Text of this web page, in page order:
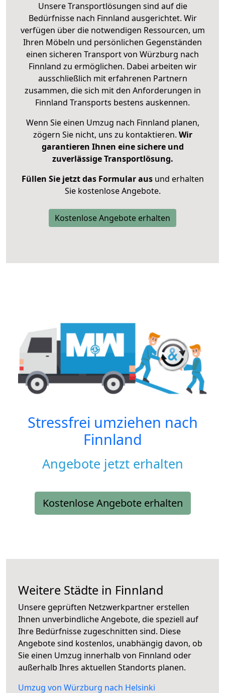
Unsere Transportlösungen sind auf die
Bedürfnisse nach Finnland ausgerichtet. Wir
verfügen über die notwendigen Ressourcen, um
Ihren Möbeln und persönlichen Gegenständen
einen sicheren Transport von Würzburg nach
Finnland zu ermöglichen. Dabei arbeiten wir
ausschließlich mit erfahrenen Partnern
zusammen, die sich mit den Anforderungen in
Finnland Transports bestens auskennen.
Wenn Sie einen Umzug nach Finnland planen,
zögern Sie nicht, uns zu kontaktieren. Wir
garantieren Ihnen eine sichere und
zuverlässige Transportlösung.
Füllen Sie jetzt das Formular ausund erhalten
Sie kostenlose Angebote.
Kostenlose Angebote erhalten
Stressfrei umziehen nach
Finnland
Angebote jetzt erhalten
Kostenlose Angebote erhalten
Weitere Städte in Finnland
Unsere geprüften Netzwerkpartner erstellen
Ihnen unverbindliche Angebote, die speziell auf
Ihre Bedürfnisse zugeschnitten sind. Diese
Angebote sind kostenlos, unabhängig davon, ob
Sie einen Umzug innerhalb von Finnland oder
außerhalb Ihres aktuellen Standorts planen.
Umzug von Würzburg nach Helsinki